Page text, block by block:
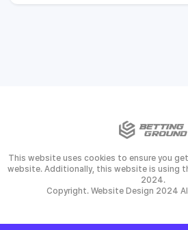
This website uses cookies to ensure you
website. Additionally, this website is using
2024.
Copyright. Website Design 2024